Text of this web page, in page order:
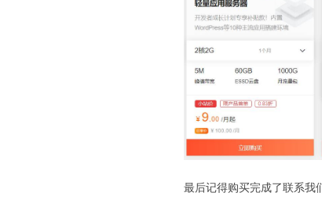
最后记得购买完成了联系我